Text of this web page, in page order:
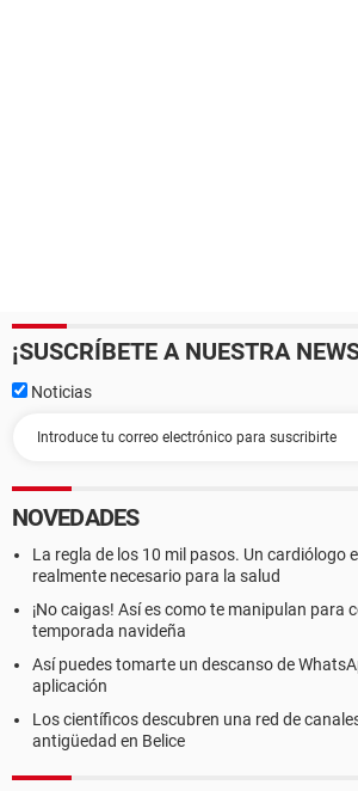
¡SUSCRÍBETE A NUESTRA
Noticias
NOVEDADES
La regla de los 10 mil pasos. Un cardiólogo
realmente necesario para la salud
¡No caigas! Así es como te manipulan para
temporada navideña
Así puedes tomarte un descanso de
aplicación
Los científicos descubren una red de
antigüedad en Belice